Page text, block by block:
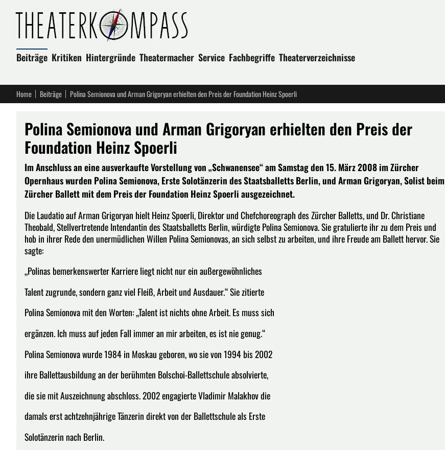
Beiträge Kritiken Hintergründe Theatermacher Service Fachbegriffe Theaterverzeichnisse
Home Beiträge Polina Semionova und Arman Grigoryan erhielten den Preis der Foundation Heinz Spoerli
Polina Semionova und Arman Grigoryan erhielten den Preis der
Foundation Heinz Spoerli
Im Anschluss an eine ausverkaufte Vorstellung von „Schwanensee“ am Samstag den 15. März 2008 im Zürcher
Opernhaus wurden Polina Semionova, Erste Solotänzerin des Staatsballetts Berlin, und Arman Grigoryan, Solist beim
Zürcher Ballett mit dem Preis der Foundation Heinz Spoerli ausgezeichnet.
Die Laudatio auf Arman Grigoryan hielt Heinz Spoerli, Direktor und Chefchoreograph des Zürcher Balletts, und Dr. Christiane
Theobald, Stellvertretende Intendantin des Staatsballetts Berlin, würdigte Polina Semionova. Sie gratulierte ihr zu dem Preis und
hob in ihrer Rede den unermüdlichen Willen Polina Semionovas, an sich selbst zu arbeiten, und ihre Freude am Ballett hervor. Sie
sagte:
„Polinas bemerkenswerter Karriere liegt nicht nur ein außergewöhnliches
Talent zugrunde, sondern ganz viel Fleiß, Arbeit und Ausdauer.“ Sie zitierte
Polina Semionova mit den Worten: „Talent ist nichts ohne Arbeit. Es muss sich
ergänzen. Ich muss auf jeden Fall immer an mir arbeiten, es ist nie genug.“
Polina Semionova wurde 1984 in Moskau geboren, wo sie von 1994 bis 2002
ihre Ballettausbildung an der berühmten Bolschoi-Ballettschule absolvierte,
die sie mit Auszeichnung abschloss. 2002 engagierte Vladimir Malakhov die
damals erst achtzehnjährige Tänzerin direkt von der Ballettschule als Erste
Solotänzerin nach Berlin.